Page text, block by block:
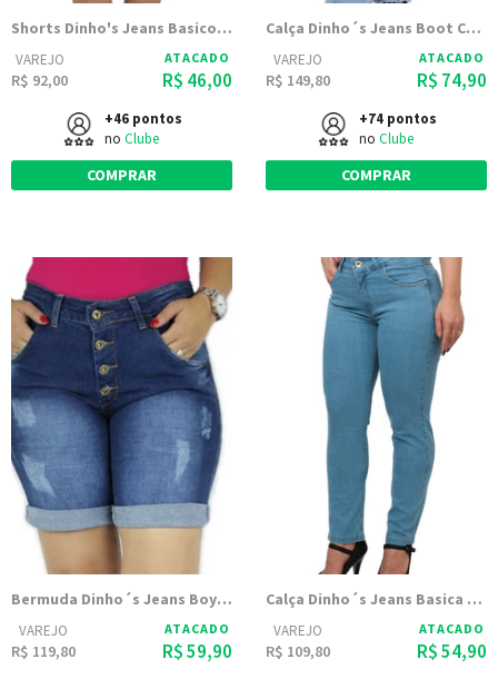
Shorts Dinho's Jeans Basico Delave
VAREJO
R$ 92,00
ATACADO
R$ 46,00
+46 pontos
no Clube
COMPRAR
Calça Dinho´s Jeans Boot Cut Skay
VAREJO
R$ 149,80
ATACADO
R$ 74,90
+74 pontos
no Clube
COMPRAR
Bermuda Dinho´s Jeans Boy Adele
VAREJO
R$ 119,80
ATACADO
R$ 59,90
Calça Dinho´s Jeans Basica Delavê
VAREJO
R$ 109,80
ATACADO
R$ 54,90